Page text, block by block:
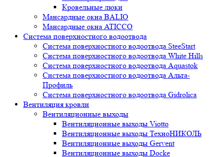
Кровельные люки
Мансардные окна BALIO
Мансардные окна ATICCO
Система поверхностного водоотвода
Система поверхностного водоотвода SteeStart
Система поверхностного водоотвода White Hills
Система поверхностного водоотвода Aquastok
Система поверхностного водоотвода Альта-
Профиль
Система поверхностного водоотвода Gidrolica
Вентиляция кровли
Вентиляционные выходы
Вентиляционные выходы Viotto
Вентиляционные выходы ТехноНИКОЛЬ
Вентиляционные выходы Gervent
Вентиляционные выходы Docke